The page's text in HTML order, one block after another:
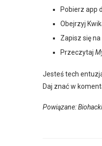
Pobierz app
Obejrzyj
Zapisz się na
Przeczytaj
Jesteś tech
Daj znać w
Powiązane: